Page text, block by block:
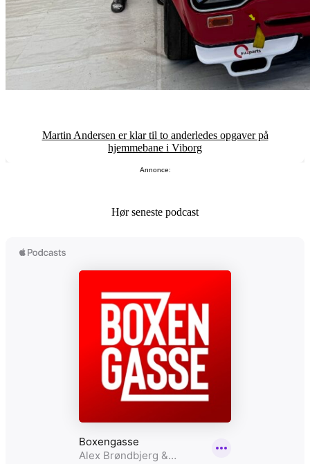
Martin Andersen er klar til to anderledes opgaver på
hjemmebane i Viborg
Annonce:
Hør seneste podcast